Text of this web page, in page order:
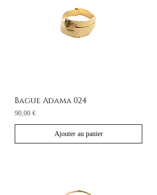
Bague Adama 024
Prix
90,00 €
Ajouter au panier